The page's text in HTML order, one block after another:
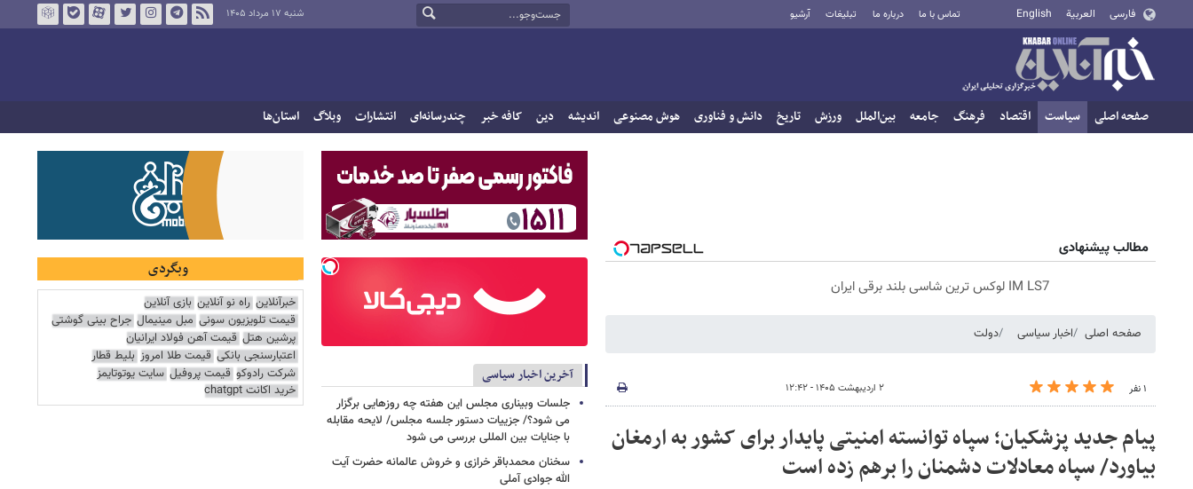
فارسی العربية English تماس با ما درباره ما تبلیغات آرشیو شنبه ۱۷ مرداد ۱۴۰۵
صفحه اصلی سیاست اقتصاد فرهنگ جامعه بین‌الملل ورزش تاریخ دانش و فناوری هوش مصنوعی اندیشه دین کافه خبر چندرسانه‌ای انتشارات وبلاگ استان‌ها
مطالب پیشنهادی
IM LS7 لوکس ترین شاسی بلند برقی ایران
صفحه اصلی اخبار سیاسی دولت
۱ نفر ۲ اردیبهشت ۱۴۰۵ - ۱۲:۴۲
پیام جدید پزشکیان؛ سپاه توانسته امنیتی پایدار برای کشور به ارمغان
بیاورد/ سپاه معادلات دشمنان را برهم زده است
آخرین اخبار سیاسی
جلسات وبیناری مجلس این هفته چه روزهایی برگزار
می شود؟/ جزییات دستور جلسه مجلس/ لایحه مقابله
با جنایات بین المللی بررسی می شود
سخنان محمدباقر خرازی و خروش عالمانه حضرت آیت
الله جوادی آملی
وبگردی
خبرآنلاین راه نو آنلاین بازی آنلاین
قیمت تلویزیون سونی مبل مینیمال جراح بینی گوشتی
پرشین هتل قیمت آهن فولاد ایرانیان
اعتبارسنجی بانکی قیمت طلا امروز بلیط قطار
شرکت رادوکو قیمت پروفیل سایت یوتوتایمز
خرید اکانت chatgpt